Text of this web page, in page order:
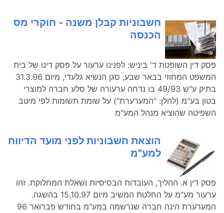
חשבוניות קבלן משנה - חוקרי מס
הכנסה
פסק דין השופטת ד' ביניש: לפנינו ערעור על פסק דינו של בית
המשפט המחוזי בבאר שבע, סגן הנשיא גלעדי, מיום 31.3.96
בתיק ע"ש 49/93 בו נדחה ערעורה של סלע חברה למוצרי
בטון בע"מ (להלן: "המערערת") על שומת תשומות לפי מיטב
השפיטה שהוציא מנהל המע"מ
הוצאת חשבוניות לפני מועד הדיווח
למע"מ
פסק דין א. ההליך, העובדות הבסיסיות ושאלת המחלוקת. זהו
ערעור מע"מ על החלטת המשיב מיום 15.10.97 בהשגה.
המערערת הינה חברה שנרשמה במע"מ בחודש פברואר 96